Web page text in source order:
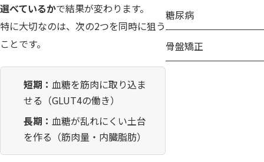
選べているかで結果が変わります。
特に大切なのは、次の2つを同時に狙う
ことです。
短期：血糖を筋肉に取り込ま
せる（GLUT4の働き）
長期：血糖が乱れにくい土台
を作る（筋肉量・内臓脂肪）
糖尿病
骨盤矯正